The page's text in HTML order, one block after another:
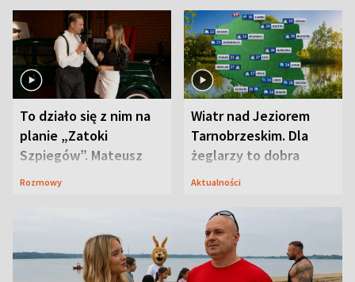
To działo się z nim na
planie „Zatoki
Szpiegów”. Mateusz
Janicki odsłonił
Rozmowy
Wiatr nad Jeziorem
Tarnobrzeskim. Dla
żeglarzy to dobra
wiadomość
Aktualności